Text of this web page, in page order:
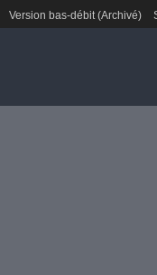
Version bas-débit (Archivé)